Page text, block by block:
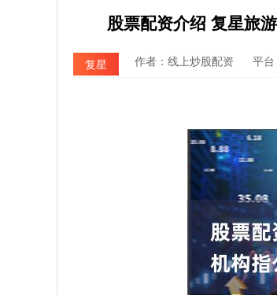
股票配资介绍 复星旅
复星 作者：线上炒股配资 平